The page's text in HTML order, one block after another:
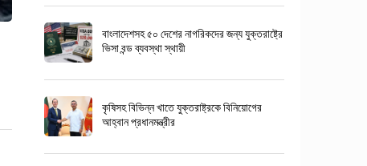
বাংলাদেশসহ ৫০ দেশের নাগরিকদের জন্য যুক্তরাষ্ট্রে
ভিসা বন্ড ব্যবস্থা স্থায়ী
কৃষিসহ বিভিন্ন খাতে যুক্তরাষ্ট্রকে বিনিয়োগের
আহ্বান প্রধানমন্ত্রীর